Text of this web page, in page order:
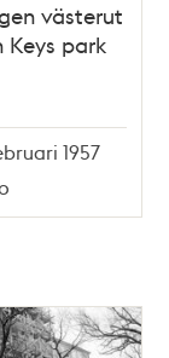
västerut
Keys park
1957